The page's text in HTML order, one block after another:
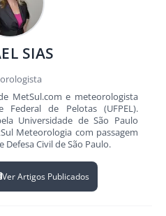
SIAS
MetSul.com e meteorologista
Federal de Pelotas (UFPEL).
Universidade de São Paulo
Meteorologia com passagem
Defesa Civil de São Paulo.
Ver Artigos Publicados